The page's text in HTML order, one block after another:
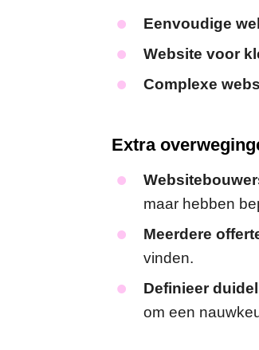
Eenvoudige
Website voor
Complexe
Extra
maar hebben
Meerdere
vinden.
Definieer
om een